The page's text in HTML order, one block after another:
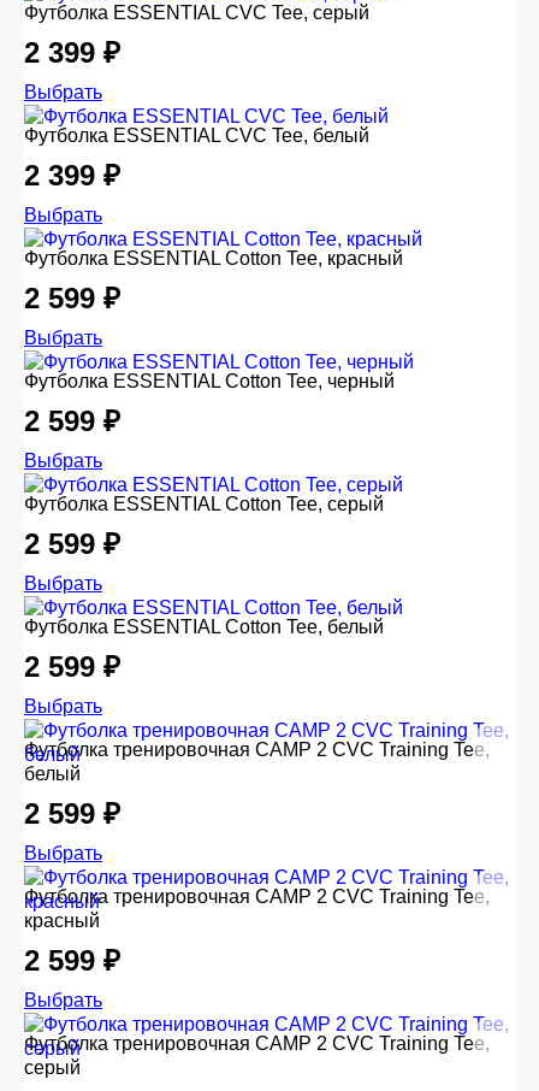
Футболка ESSENTIAL CVC Tee, серый
2 399 ₽
Выбрать
Футболка ESSENTIAL CVC Tee, белый
2 399 ₽
Выбрать
Футболка ESSENTIAL Cotton Tee, красный
2 599 ₽
Выбрать
Футболка ESSENTIAL Cotton Tee, черный
2 599 ₽
Выбрать
Футболка ESSENTIAL Cotton Tee, серый
2 599 ₽
Выбрать
Футболка ESSENTIAL Cotton Tee, белый
2 599 ₽
Выбрать
Футболка тренировочная CAMP 2 CVC Training Tee,
белый
2 599 ₽
Выбрать
Футболка тренировочная CAMP 2 CVC Training Tee,
красный
2 599 ₽
Выбрать
Футболка тренировочная CAMP 2 CVC Training Tee,
серый